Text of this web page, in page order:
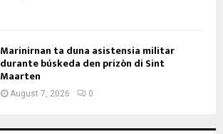
Marinirnan ta duna asistensia militar
durante búskeda den prizòn di Sint
Maarten
August 7, 2026 0